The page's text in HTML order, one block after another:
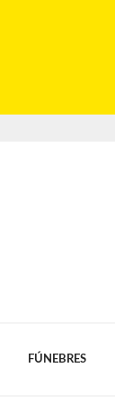
FÚNEBRES